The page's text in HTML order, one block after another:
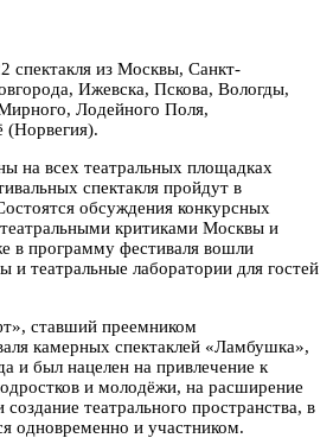
спектакля из Москвы, Санкт-
Ижевска, Пскова, Вологды,
Лодейного Поля,
(Норвегия).
на всех театральных площадках
спектакля пройдут в
обсуждения конкурсных
критиками Москвы и
в программу фестиваля вошли
и театральные лаборатории для гостей
ставший преемником
камерных спектаклей «Ламбушка»,
и был нацелен на привлечение к
и молодёжи, на расширение
создание театрального пространства, в
одновременно и участником.